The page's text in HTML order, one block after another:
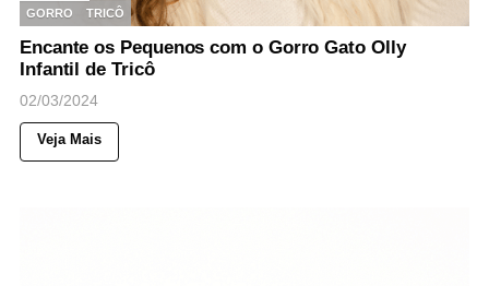
GORRO
TRICÔ
Encante os Pequenos com o Gorro Gato Olly
Infantil de Tricô
02/03/2024
Veja Mais